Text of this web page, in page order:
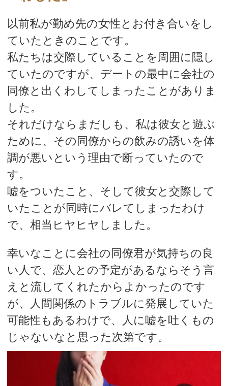
以前私が勤め先の女性とお付き合いをし
ていたときのことです。
私たちは交際していることを周囲に隠し
ていたのですが、デートの最中に会社の
同僚と出くわしてしまったことがありま
した。
それだけならまだしも、私は彼女と遊ぶ
ために、その同僚からの飲みの誘いを体
調が悪いという理由で断っていたので
す。
嘘をついたこと、そして彼女と交際して
いたことが同時にバレてしまったわけ
で、相当ヒヤヒヤしました。
幸いなことに会社の同僚君が気持ちの良
い人で、恋人との予定があるならそう言
えと流してくれたからよかったのです
が、人間関係のトラブルに発展していた
可能性もあるわけで、人に嘘を吐くもの
じゃないなと思った次第です。